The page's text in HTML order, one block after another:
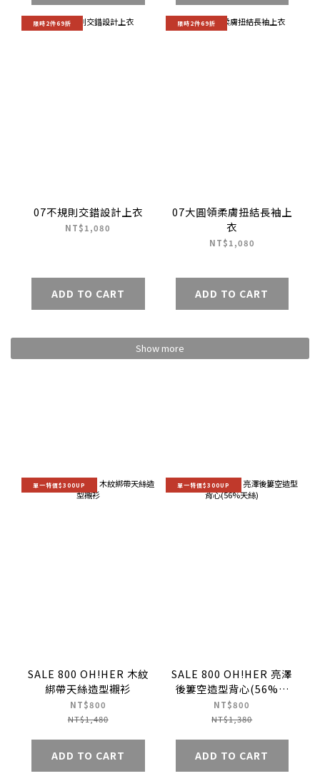
限時2件69折
07不規則交錯設計上衣
NT$1,080
ADD TO CART
限時2件69折
07大圓領柔膚扭結長袖上
衣
NT$1,080
ADD TO CART
Show more
單一特價$300UP
SALE 800 OH!HER 木紋
綁帶天絲造型襯衫
NT$800
NT$1,480
ADD TO CART
單一特價$300UP
SALE 800 OH!HER 亮澤
後簍空造型背心(56%天
絲)
NT$800
NT$1,380
ADD TO CART